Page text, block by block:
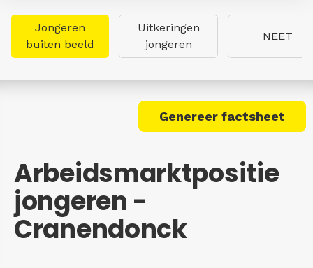
Jongeren
buiten beeld
Uitkeringen
jongeren
NEET
Genereer factsheet
Arbeidsmarktpositie
jongeren -
Cranendonck